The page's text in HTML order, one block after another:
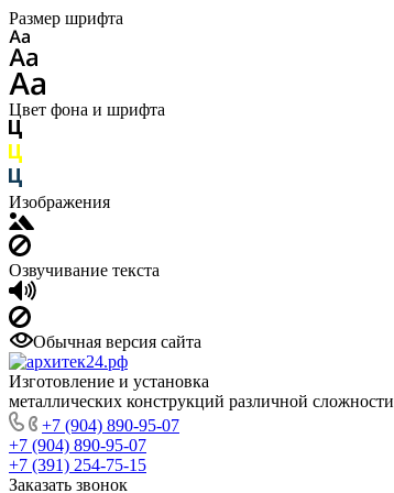
Размер шрифта
Цвет фона и шрифта
Изображения
Озвучивание текста
Обычная версия сайта
Изготовление и установка
металлических конструкций различной сложности
+7 (904) 890-95-07
+7 (904) 890-95-07
+7 (391) 254-75-15
Заказать звонок